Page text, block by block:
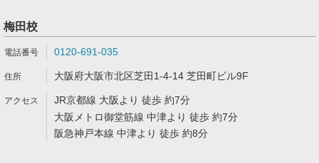
梅田校
0120-691-035
大阪府大阪市北区芝田1-4-14 芝田町ビル9F
JR京都線 大阪より 徒歩 約7分
大阪メトロ御堂筋線 中津より 徒歩 約7分
阪急神戸本線 中津より 徒歩 約8分